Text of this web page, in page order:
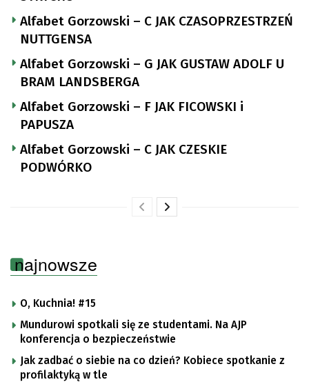
Alfabet Gorzowski – C JAK CZASOPRZESTRZEŃ
NUTTGENSA
Alfabet Gorzowski – G JAK GUSTAW ADOLF U
BRAM LANDSBERGA
Alfabet Gorzowski – F JAK FICOWSKI i
PAPUSZA
Alfabet Gorzowski – C JAK CZESKIE
PODWÓRKO
najnowsze
O, Kuchnia! #15
Mundurowi spotkali się ze studentami. Na AJP
konferencja o bezpieczeństwie
Jak zadbać o siebie na co dzień? Kobiece spotkanie z
profilaktyką w tle